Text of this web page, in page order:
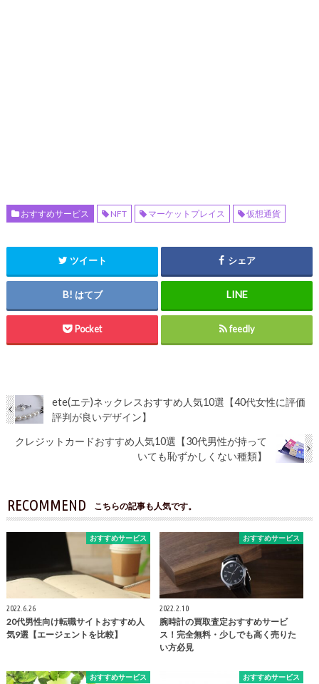
おすすめサービス NFT マーケットプレイス 仮想通貨
ツイート シェア
はてブ
Pocket feedly
ete(エテ)ネックレスおすすめ人気10選【40代女性に評価
評判が良いデザイン】
クレジットカードおすすめ人気10選【30代男性が持って
いても恥ずかしくない種類】
RECOMMEND こちらの記事も人気です。
おすすめサービス
2022.6.26
20代男性向け転職サイトおすすめ人
気9選【エージェントを比較】
おすすめサービス
2022.2.10
腕時計の買取査定おすすめサービ
ス！完全無料・少しでも高く売りた
い方必見
おすすめサービス おすすめサービス